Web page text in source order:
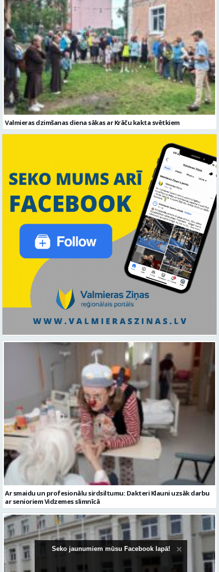
Valmieras dzimšanas diena sākas ar Krāču kakta svētkiem
Ar smaidu un profesionālu sirdsiltumu: Dakteri Klauni uzsāk darbu
ar senioriem Vidzemes slimnīcā
Seko jaunumiem mūsu Facebook lapā!